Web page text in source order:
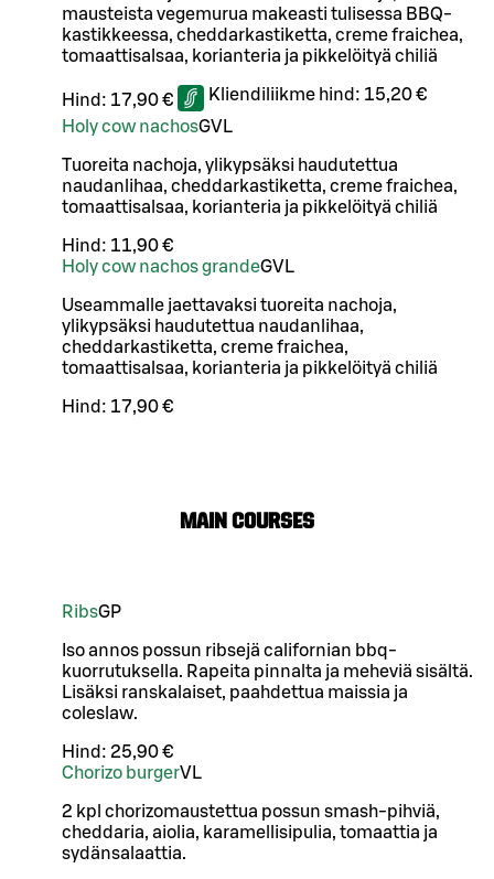
mausteista vegemurua makeasti tulisessa BBQ-
kastikkeessa, cheddarkastiketta, creme fraichea,
tomaattisalsaa, korianteria ja pikkelöityä chiliä
Hind: 17,90 € Kliendiliikme hind: 15,20 €
Holy cow nachosGVL
Tuoreita nachoja, ylikypsäksi haudutettua
naudanlihaa, cheddarkastiketta, creme fraichea,
tomaattisalsaa, korianteria ja pikkelöityä chiliä
Hind: 11,90 €
Holy cow nachos grandeGVL
Useammalle jaettavaksi tuoreita nachoja,
ylikypsäksi haudutettua naudanlihaa,
cheddarkastiketta, creme fraichea,
tomaattisalsaa, korianteria ja pikkelöityä chiliä
Hind: 17,90 €
Main Courses
RibsGP
Iso annos possun ribsejä californian bbq-
kuorrutuksella. Rapeita pinnalta ja meheviä sisältä.
Lisäksi ranskalaiset, paahdettua maissia ja
coleslaw.
Hind: 25,90 €
Chorizo burgerVL
2 kpl chorizomaustettua possun smash-pihviä,
cheddaria, aiolia, karamellisipulia, tomaattia ja
sydänsalaattia.